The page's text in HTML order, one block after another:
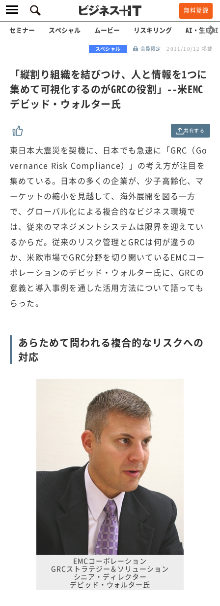
無料登録
セミナー スペシャル ムービー リスキリング AI・生成AI
スペシャル 会員限定 2011/10/12 掲載
「縦割り組織を結びつけ、人と情報を1つに
集めて可視化するのがGRCの役割」--米EMC
デビッド・ウォルター氏
共有する
東日本大震災を契機に、日本でも急速に「GRC（Go
vernance Risk Compliance）」の考え方が注目を
集めている。日本の多くの企業が、少子高齢化、マ
ーケットの縮小を見越して、海外展開を図る一方
で、グローバル化による複合的なビジネス環境で
は、従来のマネジメントシステムは限界を迎えてい
るからだ。従来のリスク管理とGRCは何が違うの
か、米欧市場でGRC分野を切り開いているEMCコー
ポレーションのデビッド・ウォルター氏に、GRCの
意義と導入事例を通した活用方法について語っても
らった。
あらためて問われる複合的なリスクへの
対応
EMCコーポレーション
GRCストラテジー＆ソリューション
シニア・ディレクター
デビッド・ウォルター氏